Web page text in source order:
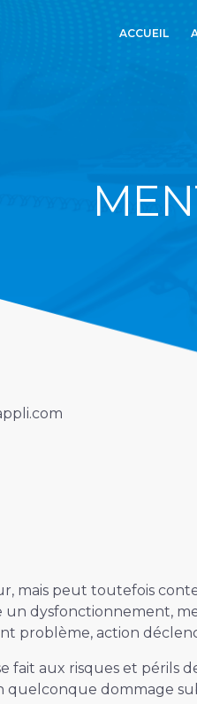
ACCUEIL
mais peut toutefois
dysfonctionnement,
problème, action
aux risques et périls
quelconque dommage